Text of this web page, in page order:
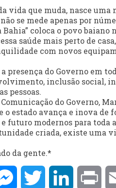
vida que muda, nasce
se mede apenas por
Bahia” coloca o povo
saúde mais perto de
com novos
presença do Governo em
inclusão social,
pessoas.
do Governo,
o estado avança e inova
futuro modernos para toda
criada, existe uma
da gente.*
MessengerTwitter LinkedIn